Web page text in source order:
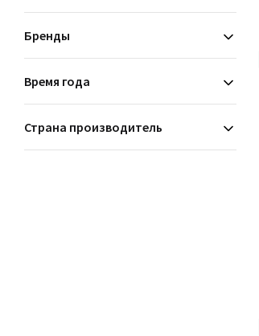
Бренды
Время года
Страна производитель